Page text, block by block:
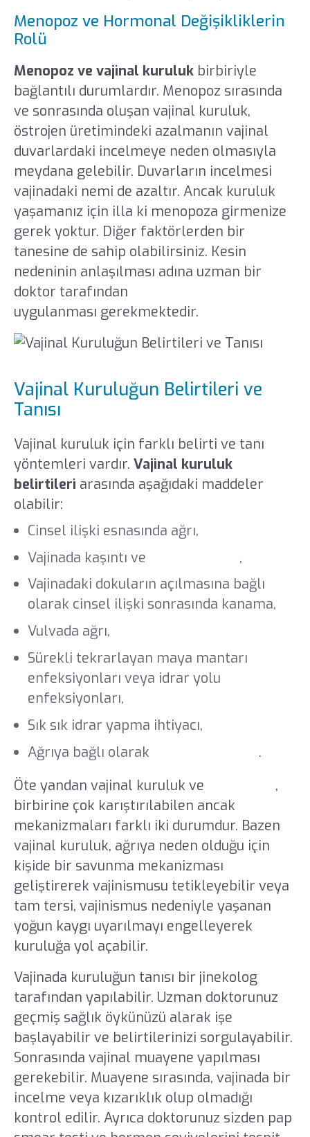
Menopoz ve Hormonal Değişikliklerin
Rolü
Menopoz ve vajinal kurulukbirbiriyle
bağlantılı durumlardır. Menopoz sırasında
ve sonrasında oluşan vajinal kuruluk,
östrojen üretimindeki azalmanın vajinal
duvarlardaki incelmeye neden olmasıyla
meydana gelebilir. Duvarların incelmesi
vajinadaki nemi de azaltır. Ancak kuruluk
yaşamanız için illa ki menopoza girmenize
gerek yoktur. Diğer faktörlerden bir
tanesine de sahip olabilirsiniz. Kesin
nedeninin anlaşılması adına uzman bir
doktor tarafından
uygulanması gerekmektedir.
Vajinal Kuruluğun Belirtileri ve
Tanısı
Vajinal kuruluk için farklı belirti ve tanı
yöntemleri vardır. Vajinal kuruluk
belirtileri arasında aşağıdaki maddeler
olabilir:
Cinsel ilişki esnasında ağrı,
Vajinada kaşıntı ve
,
Vajinadaki dokuların açılmasına bağlı
olarak cinsel ilişki sonrasında kanama,
Vulvada ağrı,
Sürekli tekrarlayan maya mantarı
enfeksiyonları veya idrar yolu
enfeksiyonları,
Sık sık idrar yapma ihtiyacı,
Ağrıya bağlı olarak
.
Öte yandan vajinal kuruluk ve
,
birbirine çok karıştırılabilen ancak
mekanizmaları farklı iki durumdur. Bazen
vajinal kuruluk, ağrıya neden olduğu için
kişide bir savunma mekanizması
geliştirerek vajinismusu tetikleyebilir veya
tam tersi, vajinismus nedeniyle yaşanan
yoğun kaygı uyarılmayı engelleyerek
kuruluğa yol açabilir.
Vajinada kuruluğun tanısı bir jinekolog
tarafından yapılabilir. Uzman doktorunuz
geçmiş sağlık öykünüzü alarak işe
başlayabilir ve belirtilerinizi sorgulayabilir.
Sonrasında vajinal muayene yapılması
gerekebilir. Muayene sırasında, vajinada bir
incelme veya kızarıklık olup olmadığı
kontrol edilir. Ayrıca doktorunuz sizden pap